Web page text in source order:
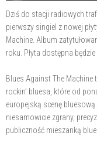
Dziś do stacji radiowych
pierwszy singiel z nowej
Machine. Album
roku. Płyta dostępna
Blues Against The
rockin’ bluesa, które od
europejską scenę
niesamowicie zgrany,
publiczność mieszanką